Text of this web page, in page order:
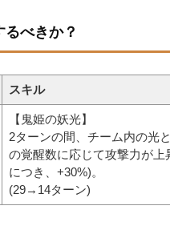
るべきか？
スキル
【鬼姫の妖光】
2ターンの間、チーム内の光
の覚醒数に応じて攻撃力が上
につき、+30%)。
(29→14ターン)